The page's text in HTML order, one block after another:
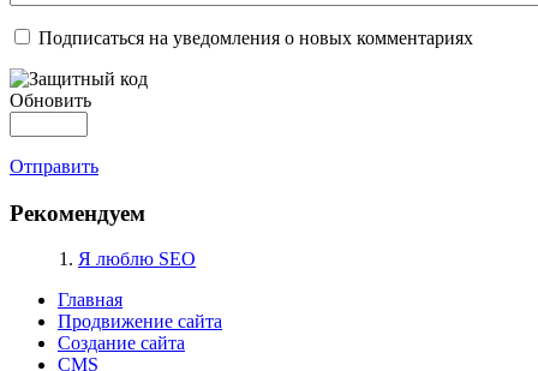
Подписаться на уведомления о новых комментариях
Обновить
Отправить
Рекомендуем
1. Я люблю SEO
Главная
Продвижение сайта
Создание сайта
CMS